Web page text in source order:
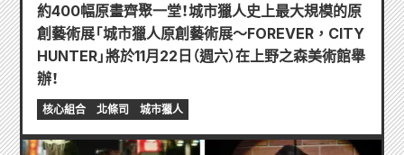
約400幅原畫齊聚一堂！城市獵人史上最大規模的原
創藝術展「城市獵人原創藝術展～FOREVER，CITY
HUNTER」將於11月22日（週六）在上野之森美術館舉
辦！
核心組合 北條司 城市獵人